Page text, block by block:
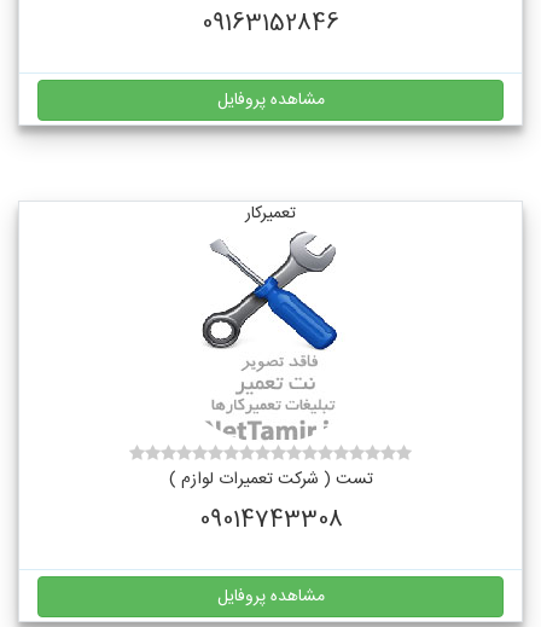
09163152846
مشاهده پروفایل
تعمیرکار
تست ( شرکت تعمیرات لوازم )
09014743308
مشاهده پروفایل